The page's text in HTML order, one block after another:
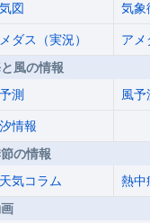
図
気象
ダス（実況）
アメ
風の情報
測
風予
情報
の情報
気コラム
熱中